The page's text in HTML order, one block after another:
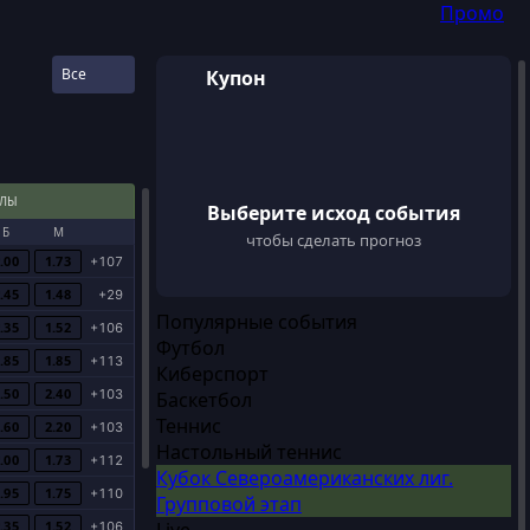
Промо
Все
Б М
1.73 +107
1.48 +29
1.52 +106
1.85 +113
2.40 +103
2.20 +103
1.73 +112
1.75 +110
1.52 +106
Купон
Выберите исход события
чтобы сделать прогноз
Популярные события
Футбол
Киберспорт
Баскетбол
Теннис
Настольный теннис
Кубок Североамериканских лиг.
Групповой этап